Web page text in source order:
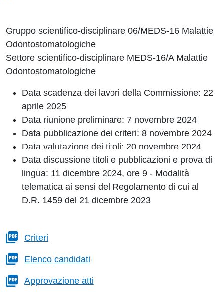
Gruppo scientifico-disciplinare 06/MEDS-16 Malattie
Odontostomatologiche
Settore scientifico-disciplinare MEDS-16/A Malattie
Odontostomatologiche
Data scadenza dei lavori della Commissione: 22
aprile 2025
Data riunione preliminare: 7 novembre 2024
Data pubblicazione dei criteri: 8 novembre 2024
Data valutazione dei titoli: 20 novembre 2024
Data discussione titoli e pubblicazioni e prova di
lingua: 11 dicembre 2024, ore 9 - Modalità
telematica ai sensi del Regolamento di cui al
D.R. 1459 del 21 dicembre 2023
Criteri
Elenco candidati
Approvazione atti